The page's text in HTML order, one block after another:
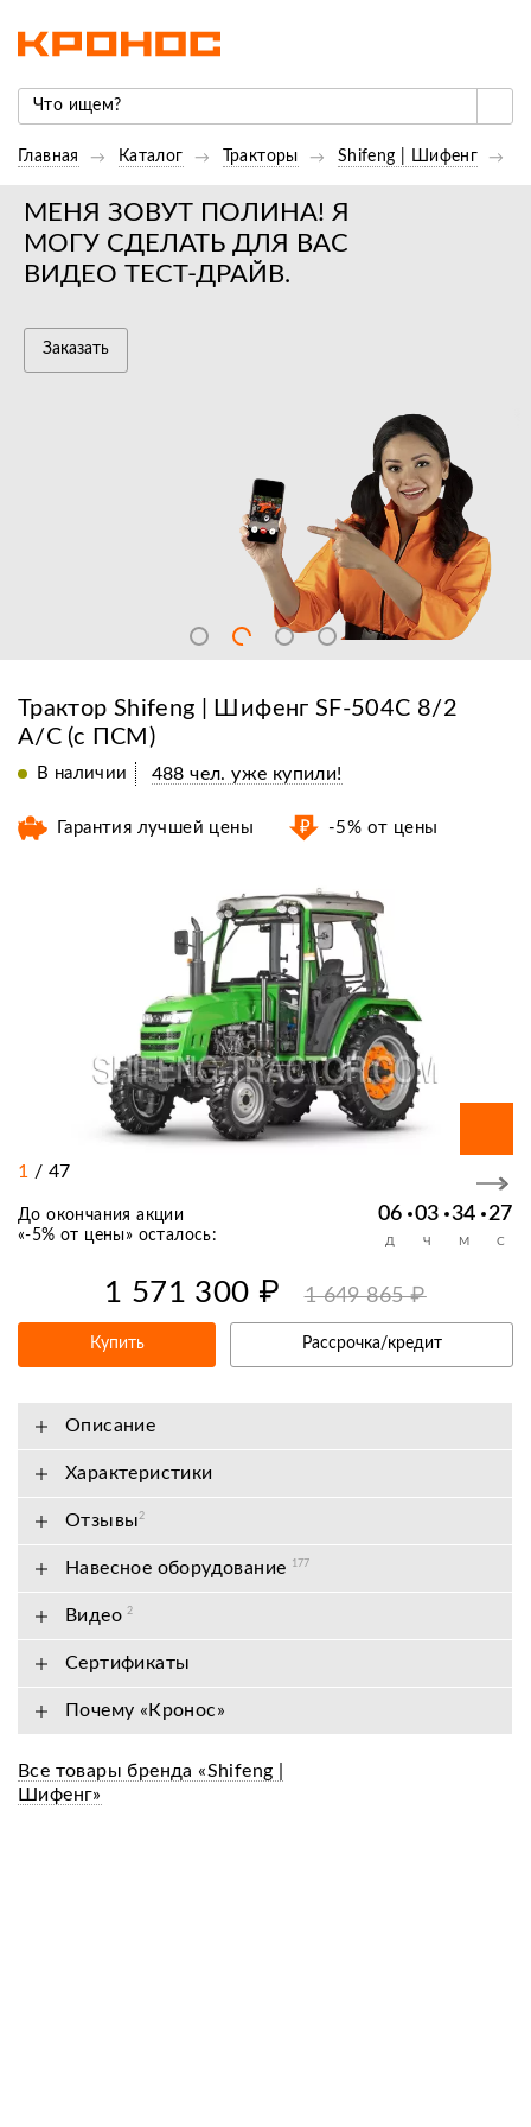
Главная Каталог Тракторы Shifeng | Шифенг
МЕНЯ ЗОВУТ ПОЛИНА! Я
МОГУ СДЕЛАТЬ ДЛЯ ВАС
ВИДЕО ТЕСТ-ДРАЙВ.
Заказать
Трактор Shifeng | Шифенг SF-504С 8/2
A/C (с ПСМ)
В наличии 488 чел. уже купили!
Гарантия лучшей цены -5% от цены
1 / 47
До окончания акции
«-5% от цены» осталось:
06 03 34 26
Д Ч М С
1 571 300 ₽ 1 649 865 ₽
Купить Рассрочка/кредит
Описание
Характеристики
Отзывы2
Навесное оборудование 177
Видео2
Сертификаты
Почему «Кронос»
Все товары бренда «Shifeng |
Шифенг»